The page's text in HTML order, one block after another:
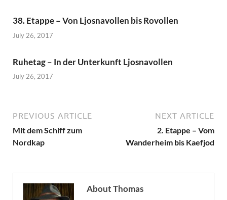
38. Etappe – Von Ljosnavollen bis Rovollen
July 26, 2017
Ruhetag – In der Unterkunft Ljosnavollen
July 26, 2017
PREVIOUS ARTICLE
Mit dem Schiff zum
Nordkap
NEXT ARTICLE
2. Etappe – Vom
Wanderheim bis Kaefjod
About Thomas